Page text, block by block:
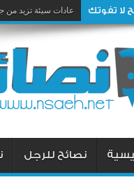
لا تفوتك عادات سيئة تزيد من
نصائح للرجل